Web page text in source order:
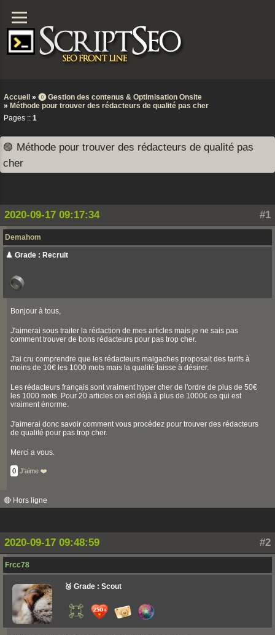
Accueil » ⓿ Gestion des contenus & Optimisation Onsite
» Méthode pour trouver des rédacteurs de qualité pas cher
Pages :: 1
🟣 Méthode pour trouver des rédacteurs de qualité pas
cher
#1
2020-09-17 09:17:34
Demahom
♟️ Grade : Recruit
Bonjour à tous,
J'aimerai sous traiter la rédaction de mes articles mais je ne sais pas
comment trouver de bons rédacteurs pour pas trop cher.
J'ai cru comprendre que les rédacteurs malgaches proposait des tarifs à
moins de 10€ les 1000 mots mais la qualité laisse à désirer.
Les rédacteurs français sont vraiment hyper cher de l'ordre de plus de 50€
les 1000 mots. Pour 20 articles on est déjà à plus de 1000€ ce qui est
vraiment énorme.
J'aimerai donc savoir comment vous procédez pour trouver des rédacteurs
de qualité pour pas trop cher.
Merci a vous.
0 J'aime ❤️
🔴 Hors ligne
#2
2020-09-17 09:48:59
Frcc78
🥉 Grade : Scout